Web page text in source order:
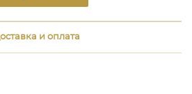
и оплата